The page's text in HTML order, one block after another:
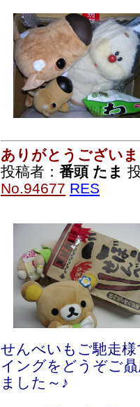
ありがとうござい
投稿者： 番頭 たま
No.94677 RES
せんべいもご馳走
イングをどうぞご
ました～♪